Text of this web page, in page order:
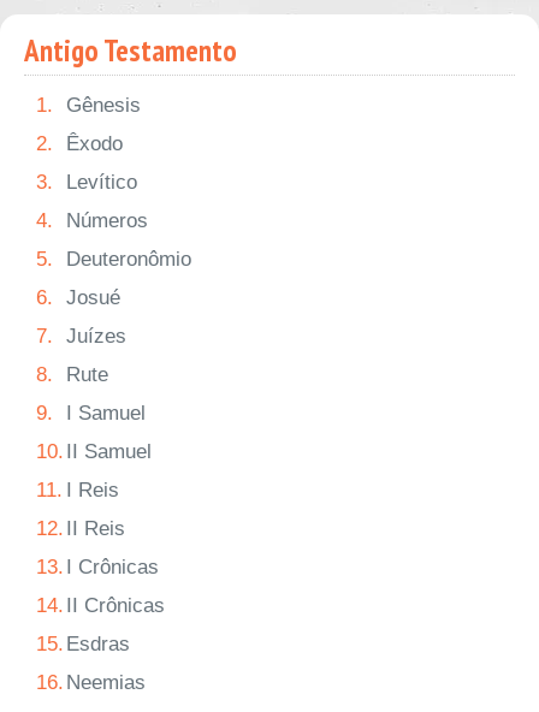
Antigo Testamento
1.
Gênesis
2.
Êxodo
3.
Levítico
4.
Números
5.
Deuteronômio
6.
Josué
7.
Juízes
8.
Rute
9.
I Samuel
10. II Samuel
11. I Reis
12. II Reis
13. I Crônicas
14. II Crônicas
15. Esdras
16. Neemias